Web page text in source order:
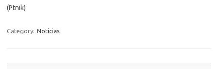
(Ptnik)
Category: Noticias